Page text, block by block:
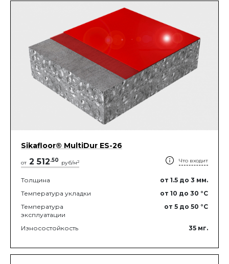
Sikafloor® MultiDur ES-26
от 2 512.50 руб/м2 Что входит
Толщина от 1.5 до 3 мм.
Температура укладки
от 10 до 30 °C
Температура
эксплуатации
от 5 до 50 °C
Износостойкость 35 мг.